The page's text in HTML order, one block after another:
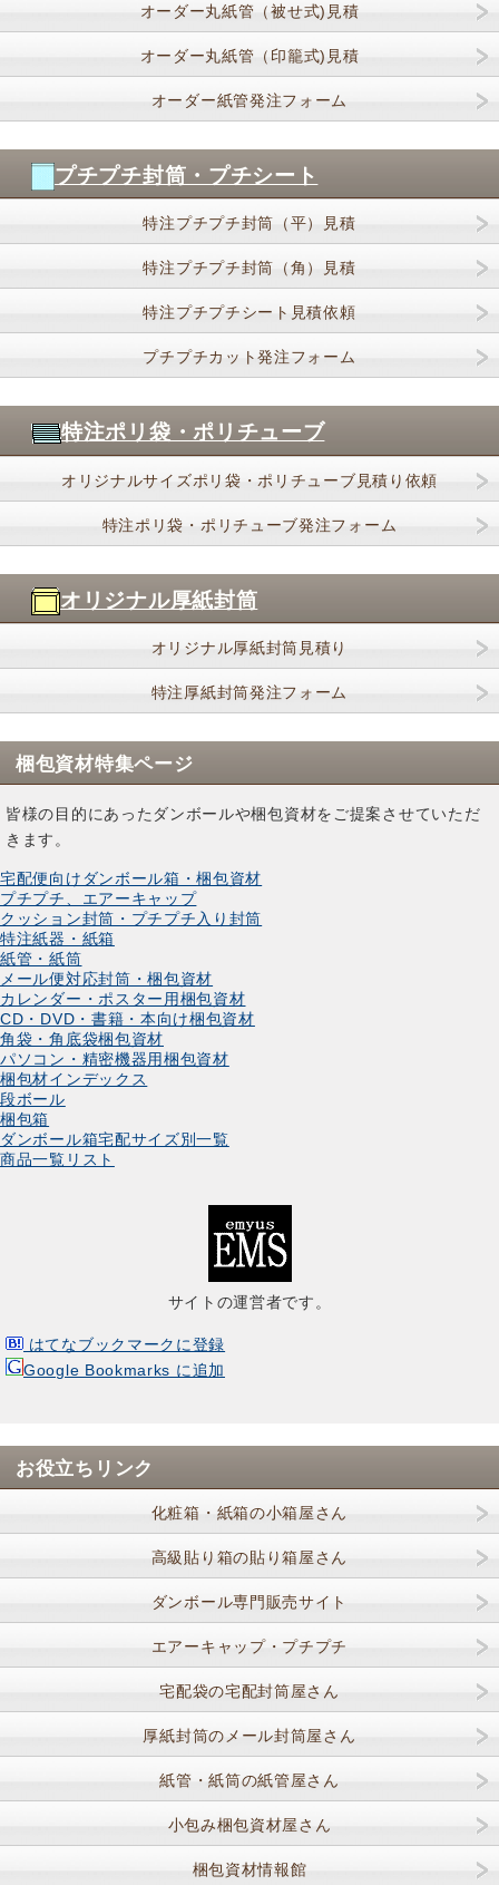
オーダー丸紙管（被せ式)見積
オーダー丸紙管（印籠式)見積
オーダー紙管発注フォーム
プチプチ封筒・プチシート
特注プチプチ封筒（平）見積
特注プチプチ封筒（角）見積
特注プチプチシート見積依頼
プチプチカット発注フォーム
特注ポリ袋・ポリチューブ
オリジナルサイズポリ袋・ポリチューブ見積り依頼
特注ポリ袋・ポリチューブ発注フォーム
オリジナル厚紙封筒
オリジナル厚紙封筒見積り
特注厚紙封筒発注フォーム
梱包資材特集ページ
皆様の目的にあったダンボールや梱包資材をご提案させていただ
きます。
宅配便向けダンボール箱・梱包資材
プチプチ、エアーキャップ
クッション封筒・プチプチ入り封筒
特注紙器・紙箱
紙管・紙筒
メール便対応封筒・梱包資材
カレンダー・ポスター用梱包資材
CD・DVD・書籍・本向け梱包資材
角袋・角底袋梱包資材
パソコン・精密機器用梱包資材
梱包材インデックス
段ボール
梱包箱
ダンボール箱宅配サイズ別一覧
商品一覧リスト
サイトの運営者です。
はてなブックマークに登録
Google Bookmarks に追加
お役立ちリンク
化粧箱・紙箱の小箱屋さん
高級貼り箱の貼り箱屋さん
ダンボール専門販売サイト
エアーキャップ・プチプチ
宅配袋の宅配封筒屋さん
厚紙封筒のメール封筒屋さん
紙管・紙筒の紙管屋さん
小包み梱包資材屋さん
梱包資材情報館